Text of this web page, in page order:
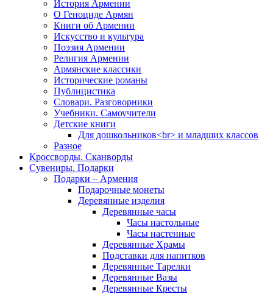
История Армении
О Геноциде Армян
Книги об Армении
Иcкусство и культура
Поэзия Армении
Религия Армении
Армянские классики
Исторические романы
Публицистика
Словари. Разговорники
Учебники. Самоучители
Детские книги
Для дошкольников<br> и младших классов
Разное
Кроссворды. Сканворды
Сувениры. Подарки
Подарки – Армения
Подарочные монеты
Деревянные изделия
Деревянные часы
Часы настольные
Часы настенные
Деревянные Храмы
Подставки для напитков
Деревянные Тарелки
Деревянные Вазы
Деревянные Кресты